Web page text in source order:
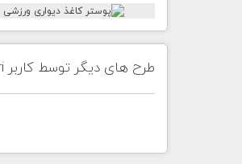
طرح های دیگر توسط کاربر vahidkosari